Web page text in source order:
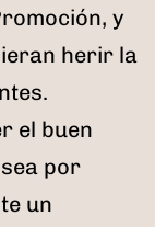
y
herir la
el buen
por
un